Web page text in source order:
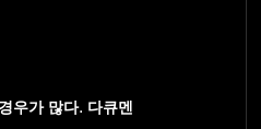
우가 많다. 다큐멘